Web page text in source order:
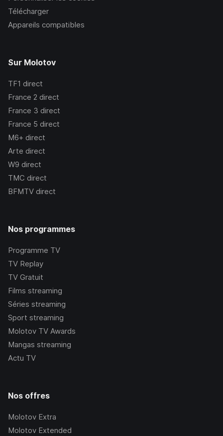
Télécharger
Appareils compatibles
Sur Molotov
TF1 direct
France 2 direct
France 3 direct
France 5 direct
M6+ direct
Arte direct
W9 direct
TMC direct
BFMTV direct
Nos programmes
Programme TV
TV Replay
TV Gratuit
Films streaming
Séries streaming
Sport streaming
Molotov TV Awards
Mangas streaming
Actu TV
Nos offres
Molotov Extra
Molotov Extended